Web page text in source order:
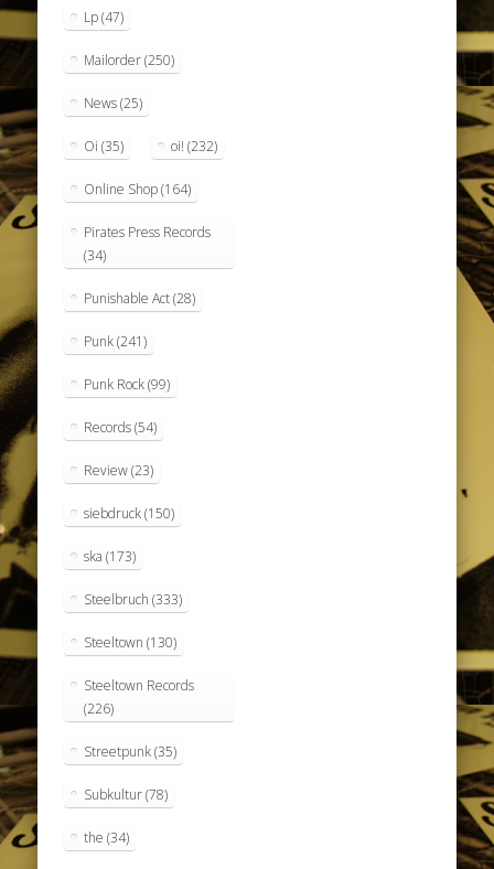
Lp(47)
Mailorder(250)
News(25)
Oi (35) oi! (232)
Online Shop(164)
Pirates Press Records
(34)
Punishable Act(28)
Punk(241)
Punk Rock(99)
Records(54)
Review(23)
siebdruck(150)
ska (173)
Steelbruch (333)
Steeltown (130)
Steeltown Records
(226)
Streetpunk(35)
Subkultur(78)
the (34)